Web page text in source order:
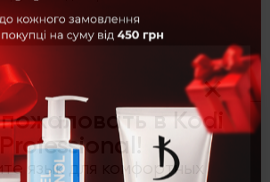
×
в Kodi
Professional!
язык для комфортных
02
P-02<